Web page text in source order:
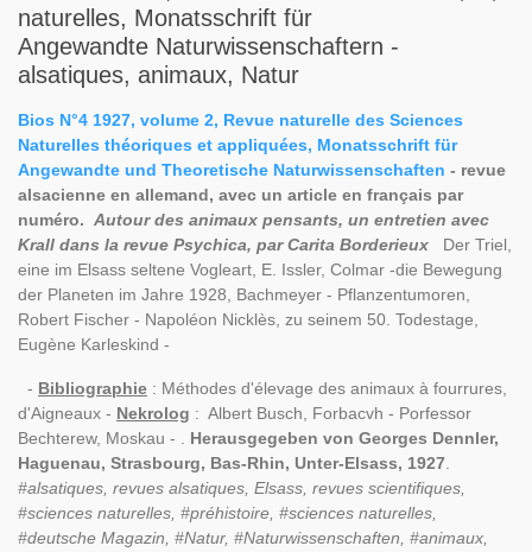
naturelles, Monatsschrift für
Angewandte Naturwissenschaftern -
alsatiques, animaux, Natur
Bios N°4 1927, volume 2, Revue naturelle des Sciences
Naturelles théoriques et appliquées, Monatsschrift für
Angewandte und Theoretische Naturwissenschaften - revue
alsacienne en allemand, avec un article en français par
numéro. Autour des animaux pensants, un entretien avec
Krall dans la revue Psychica, par Carita Borderieux Der Triel,
eine im Elsass seltene Vogleart, E. Issler, Colmar -die Bewegung
der Planeten im Jahre 1928, Bachmeyer - Pflanzentumoren,
Robert Fischer - Napoléon Nicklès, zu seinem 50. Todestage,
Eugène Karleskind -
- Bibliographie : Méthodes d'élevage des animaux à fourrures,
d'Aigneaux - Nekrolog : Albert Busch, Forbacvh - Porfessor
Bechterew, Moskau - . Herausgegeben von Georges Dennler,
Haguenau, Strasbourg, Bas-Rhin, Unter-Elsass, 1927
#alsatiques, revues alsatiques, Elsass, revues scientifiques,
#sciences naturelles, #préhistoire, #sciences naturelles,
#deutsche Magazin, #Natur, #Naturwissenschaften, #animaux,